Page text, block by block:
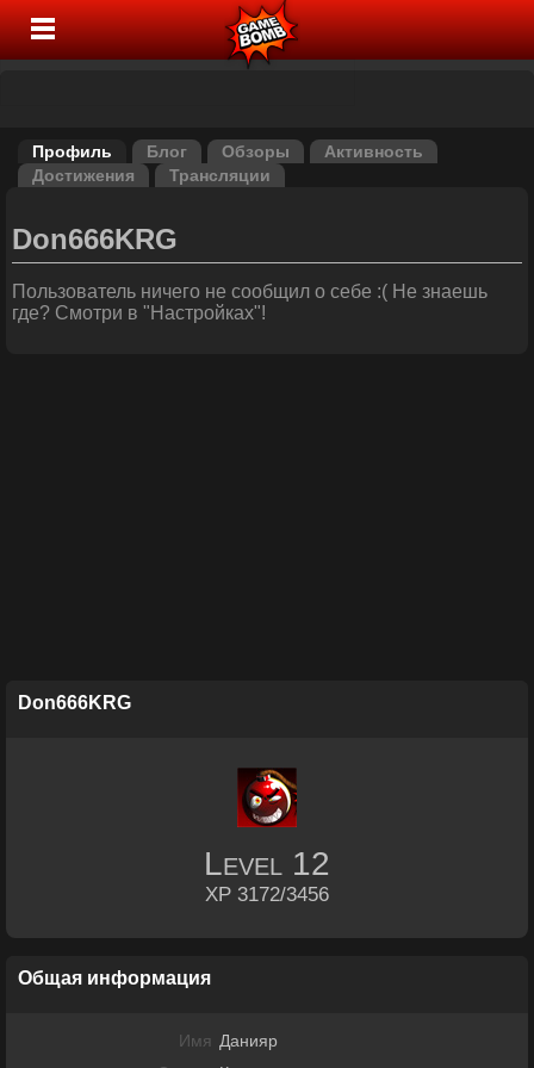
Профиль Блог Обзоры
Активность
Достижения
Трансляции
Don666KRG
Пользователь ничего не сообщил о себе :( Не знаешь
где? Смотри в "Настройках"!
Don666KRG
Level 12
XP 3172/3456
Общая информация
Имя Данияр